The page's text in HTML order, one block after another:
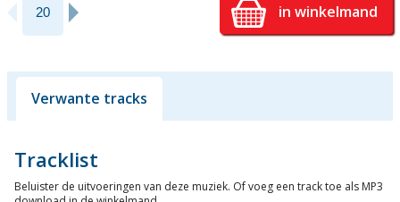
in winkelmand
Verwante tracks
Tracklist
Beluister de uitvoeringen van deze muziek. Of voeg een track toe als MP3